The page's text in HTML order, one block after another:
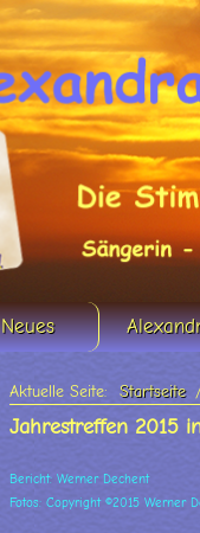
Neues
Aktuelle Seite: Startseite
Jahrestreffen 2015
Bericht: Werner Dechent
Fotos: Copyright ©2015 Werner